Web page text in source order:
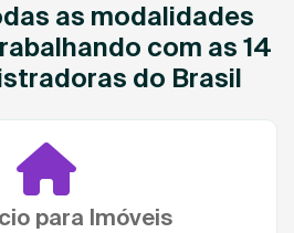
as modalidades
com as 14
do Brasil
para Imóveis